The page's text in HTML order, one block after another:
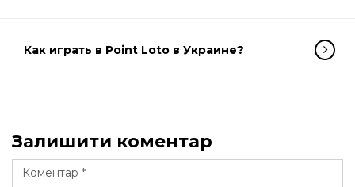
Как играть в Point Loto в Украине?
Залишити коментар